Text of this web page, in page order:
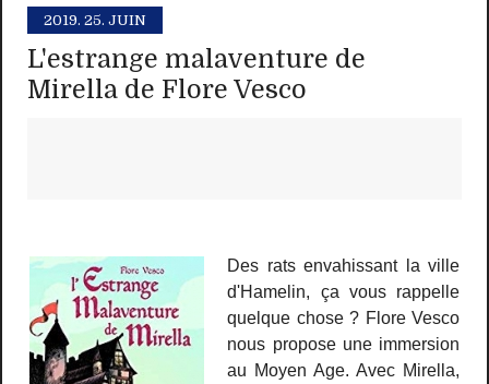
2019. 25. JUIN
L'estrange malaventure de
Mirella de Flore Vesco
Des rats envahissant la ville
d'Hamelin, ça vous rappelle
quelque chose ? Flore Vesco
nous propose une immersion
au Moyen Age. Avec Mirella,